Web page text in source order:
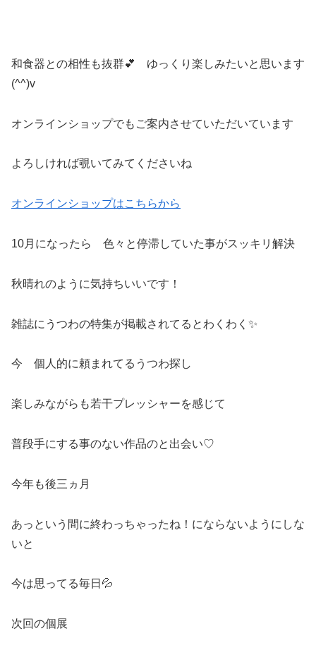
和食器との相性も抜群💕 ゆっくり楽しみたいと思います
(^^)v
オンラインショップでもご案内させていただいています
よろしければ覗いてみてくださいね
オンラインショップはこちらから
10月になったら 色々と停滞していた事がスッキリ解決
秋晴れのように気持ちいいです！
雑誌にうつわの特集が掲載されてるとわくわく✨
今 個人的に頼まれてるうつわ探し
楽しみながらも若干プレッシャーを感じて
普段手にする事のない作品のと出会い♡
今年も後三ヵ月
あっという間に終わっちゃったね！にならないようにしな
いと
今は思ってる毎日💦
次回の個展